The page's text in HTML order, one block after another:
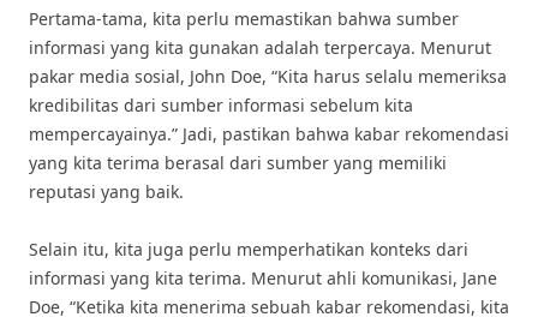
Pertama-tama, kita perlu memastikan bahwa sumber
informasi yang kita gunakan adalah terpercaya. Menurut
pakar media sosial, John Doe, “Kita harus selalu memeriksa
kredibilitas dari sumber informasi sebelum kita
mempercayainya.” Jadi, pastikan bahwa kabar rekomendasi
yang kita terima berasal dari sumber yang memiliki
reputasi yang baik.
Selain itu, kita juga perlu memperhatikan konteks dari
informasi yang kita terima. Menurut ahli komunikasi, Jane
Doe, “Ketika kita menerima sebuah kabar rekomendasi, kita